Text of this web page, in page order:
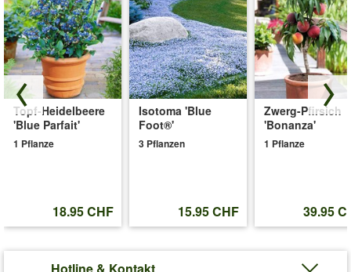
Topf-Heidelbeere
'Blue Parfait'
1 Pflanze
18.95 CHF
Isotoma 'Blue
Foot®'
3 Pflanzen
15.95 CHF
Zwerg-Pfirsich
'Bonanza'
1 Pflanze
39.95
Hotline & Kontakt